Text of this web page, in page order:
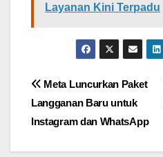
Layanan Kini Terpadu
Navigasi
pos
Meta Luncurkan Paket
Langganan Baru untuk
Instagram dan WhatsApp